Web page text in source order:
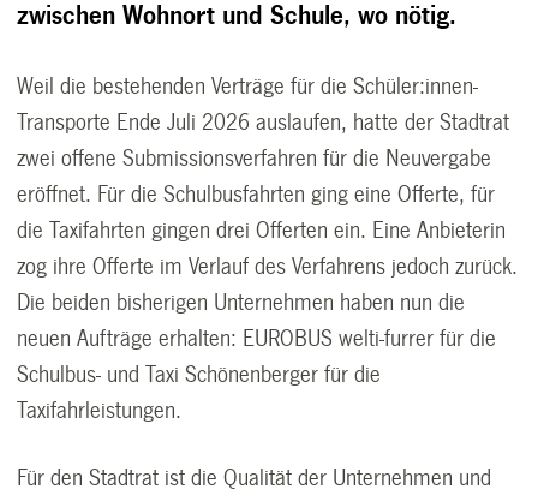
zwischen Wohnort und Schule, wo nötig.
Weil die bestehenden Verträge für die Schüler:innen-
Transporte Ende Juli 2026 auslaufen, hatte der Stadtrat
zwei offene Submissionsverfahren für die Neuvergabe
eröffnet. Für die Schulbusfahrten ging eine Offerte, für
die Taxifahrten gingen drei Offerten ein. Eine Anbieterin
zog ihre Offerte im Verlauf des Verfahrens jedoch zurück.
Die beiden bisherigen Unternehmen haben nun die
neuen Aufträge erhalten: EUROBUS welti-furrer für die
Schulbus- und Taxi Schönenberger für die
Taxifahrleistungen.
Für den Stadtrat ist die Qualität der Unternehmen und